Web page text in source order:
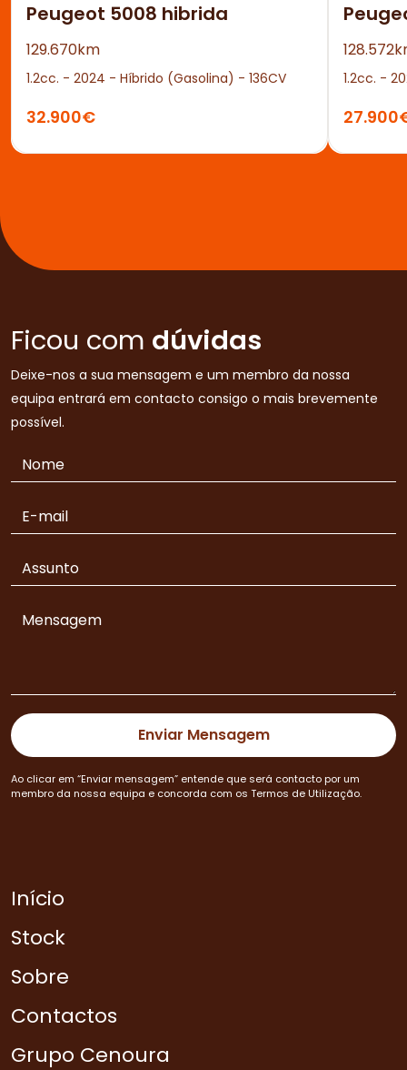
Peugeot 5008 hibrida
129.670km
1.2cc. - 2024 - Híbrido (Gasolina) - 136CV
32.900€
1.2cc. -
Ficou com dúvidas
Deixe-nos a sua mensagem e um membro da nossa
equipa entrará em contacto consigo o mais brevemente
possível.
Ao clicar em “Enviar mensagem” entende que será contacto por um
membro da nossa equipa e concorda com os Termos de Utilização.
Início
Stock
Sobre
Contactos
Grupo Cenoura